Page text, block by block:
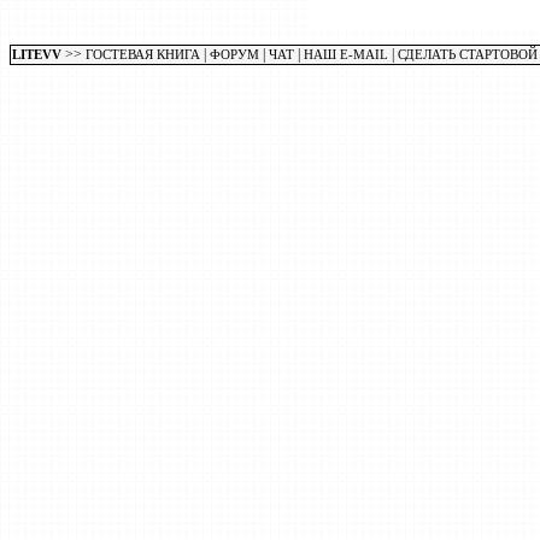
LITEVV >> ГОСТЕВАЯ КНИГА ФОРУМ ЧАТ НАШ E-MAIL СДЕЛАТЬ СТАРТОВОЙ